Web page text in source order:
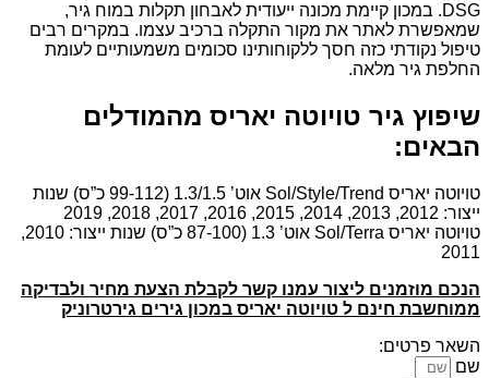
DSG. במכון קיימת מכונה ייעודית לאבחון תקלות במוח גיר,
שמאפשרת לאתר את מקור התקלה ברכיב עצמו. במקרים רבים
טיפול נקודתי כזה חסך ללקוחותינו סכומים משמעותיים לעומת
החלפת גיר מלאה.
שיפוץ גיר טויוטה יאריס מהמודלים
הבאים:
טויוטה יאריס Sol/Style/Trend אוט’ 1.3/1.5 (99-112 כ”ס) שנות
ייצור: 2012, 2013, 2014, 2015, 2016, 2017, 2018, 2019
טויוטה יאריס Sol/Terra אוט’ 1.3 (87-100 כ”ס) שנות ייצור: 2010,
2011
הנכם מוזמנים ליצור עמנו קשר לקבלת הצעת מחיר ולבדיקה
ממוחשבת חינם ל טויוטה יאריס במכון גירים גירטרוניק
השאר פרטים:
שם